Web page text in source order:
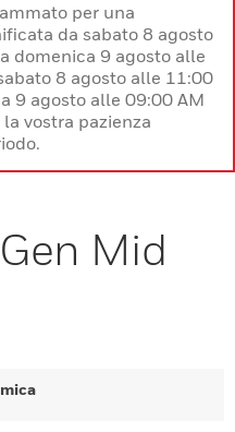
per una
da sabato 8 agosto
domenica 9 agosto alle
8 agosto alle 11:00
9 agosto alle 09:00 AM
vostra pazienza
Mid